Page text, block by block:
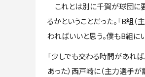
これとは別に千賀が球団に
るかということだった。「B組
わればいいと思う。僕もB組に
「少しでも交わる時間があれ
あった）西戸崎に（主力選手